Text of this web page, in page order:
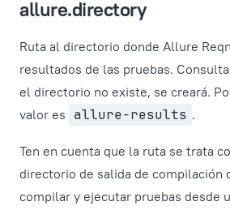
allure.directory
Ruta al directorio donde Allure
resultados de las pruebas. Consulta
el directorio no existe, se creará.
valor es allure-results .
Ten en cuenta que la ruta se trata
directorio de salida de compilación
compilar y ejecutar pruebas desde